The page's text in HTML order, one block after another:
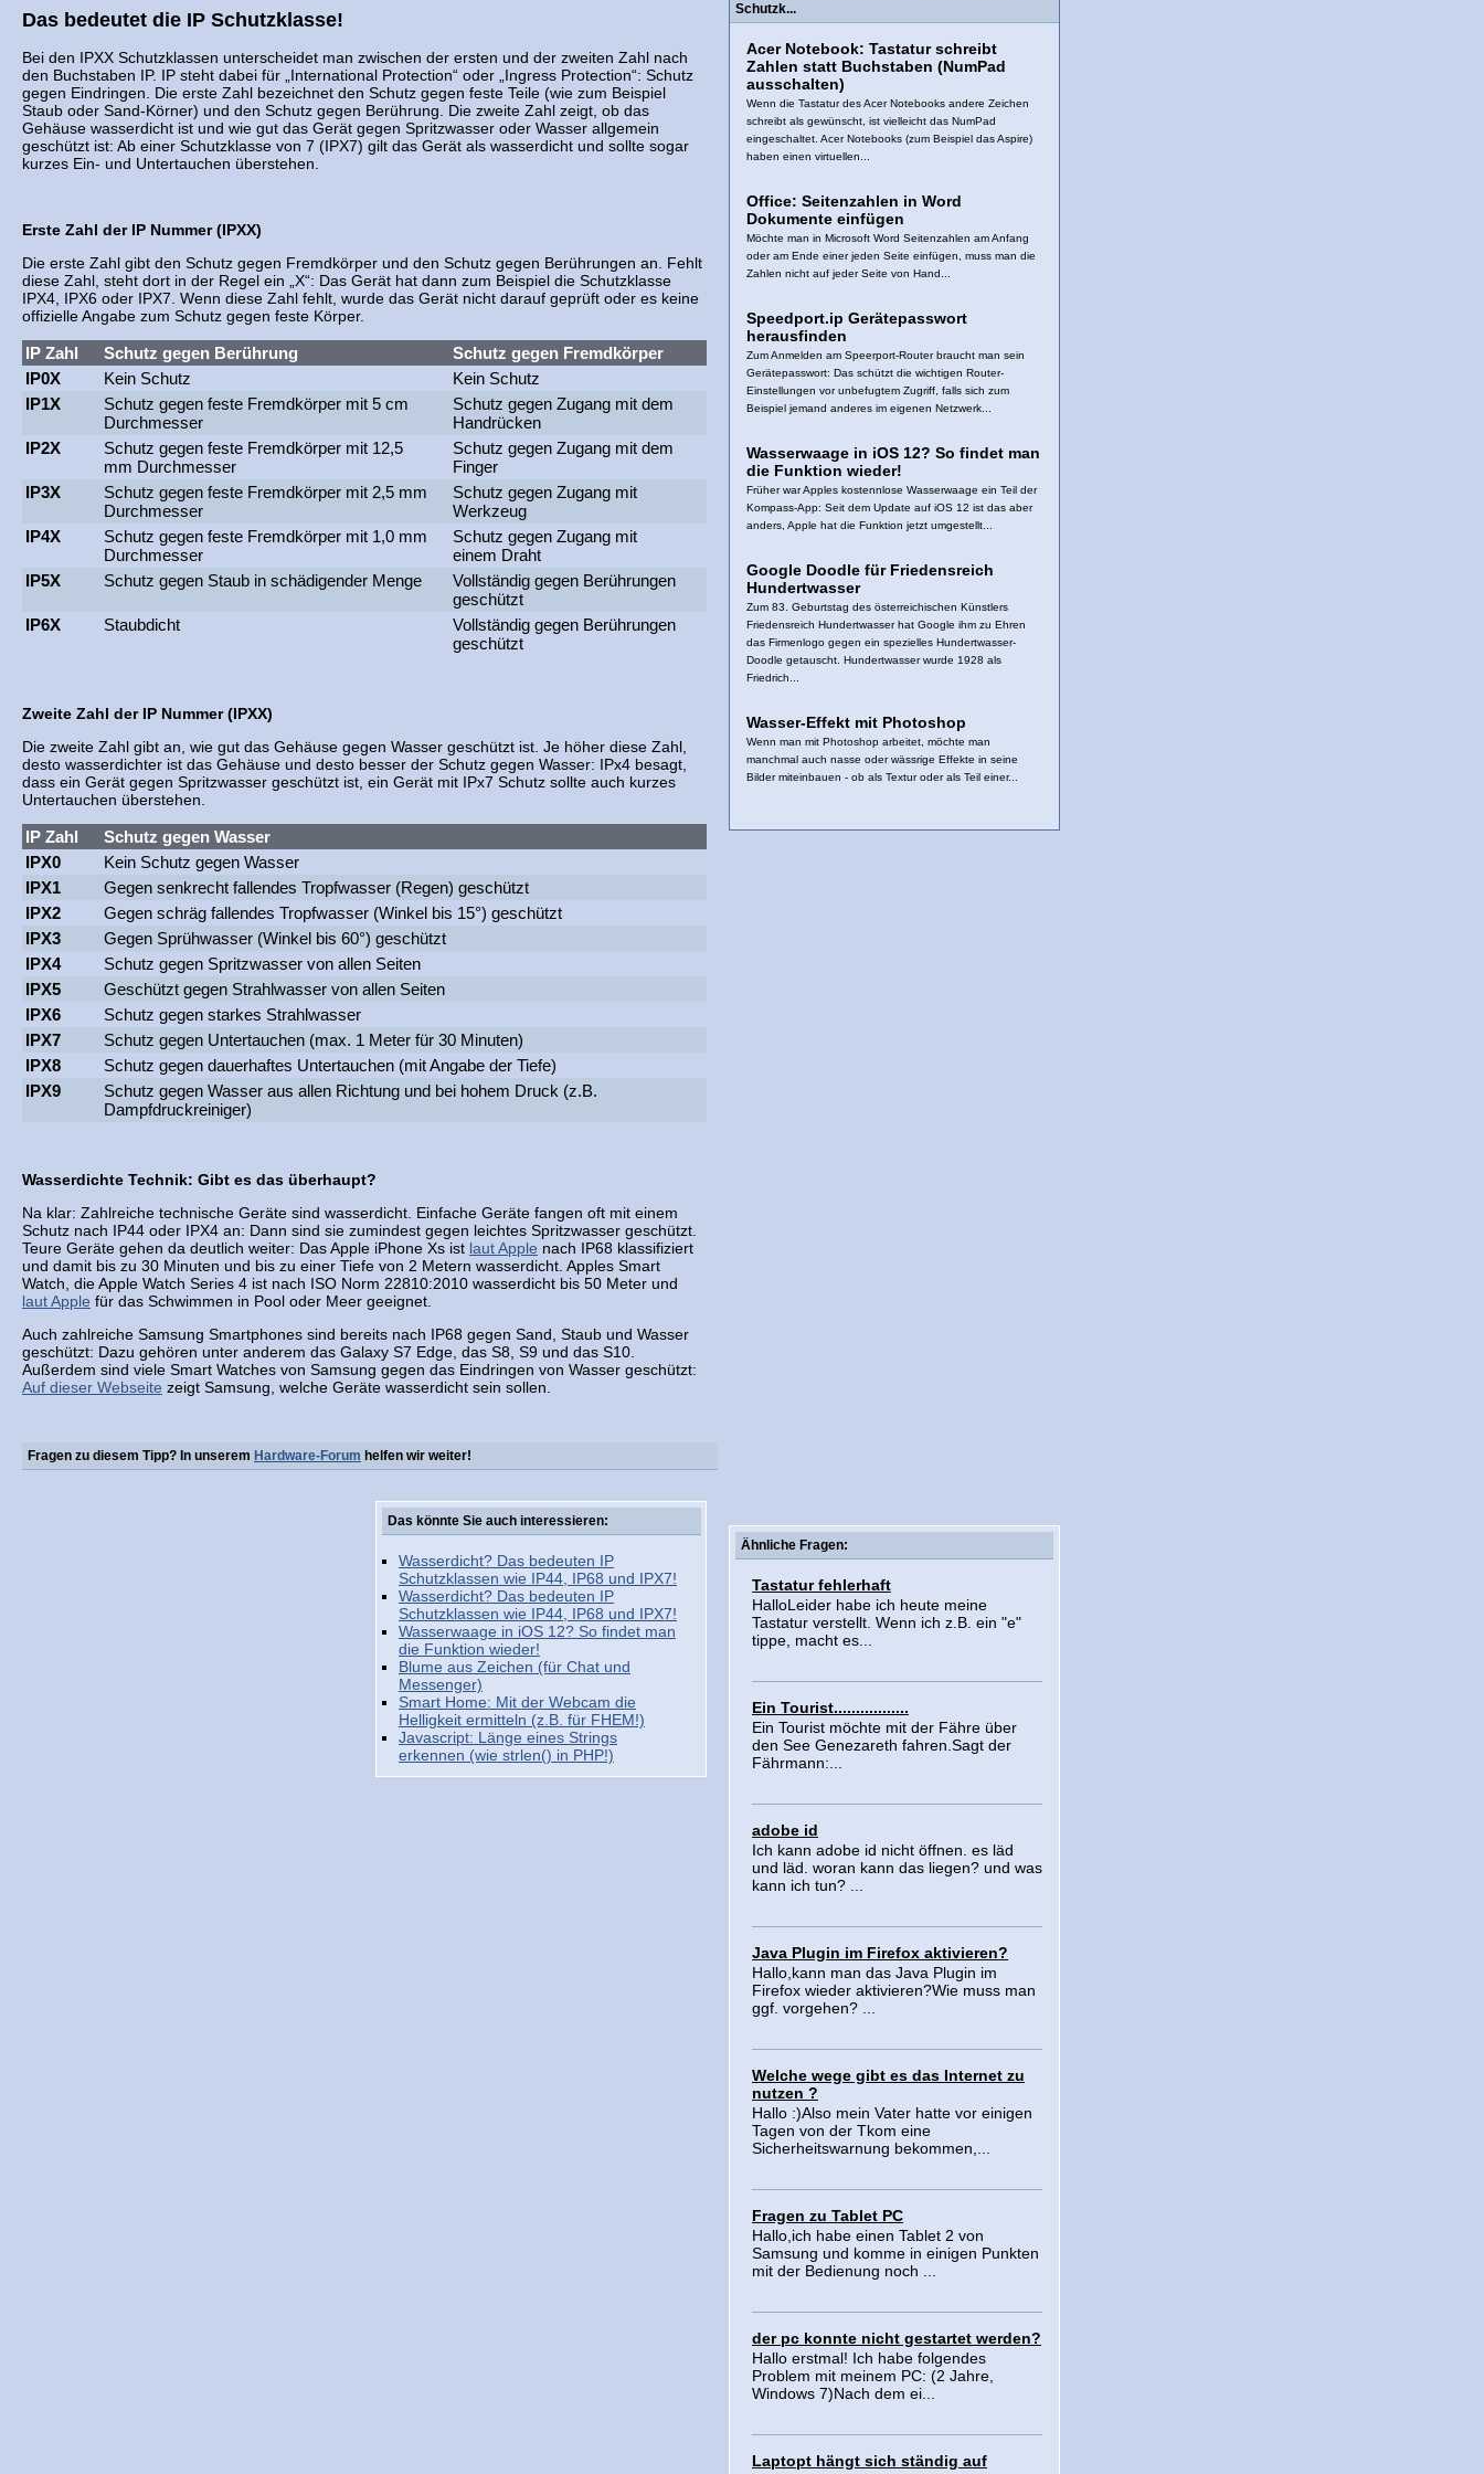
Das bedeutet die IP Schutzklasse!
Bei den IPXX Schutzklassen unterscheidet man zwischen der ersten und der zweiten Zahl nach
den Buchstaben IP. IP steht dabei für „International Protection“ oder „Ingress Protection“: Schutz
gegen Eindringen. Die erste Zahl bezeichnet den Schutz gegen feste Teile (wie zum Beispiel
Staub oder Sand-Körner) und den Schutz gegen Berührung. Die zweite Zahl zeigt, ob das
Gehäuse wasserdicht ist und wie gut das Gerät gegen Spritzwasser oder Wasser allgemein
geschützt ist: Ab einer Schutzklasse von 7 (IPX7) gilt das Gerät als wasserdicht und sollte sogar
kurzes Ein- und Untertauchen überstehen.
Erste Zahl der IP Nummer (IPXX)
Die erste Zahl gibt den Schutz gegen Fremdkörper und den Schutz gegen Berührungen an. Fehlt
diese Zahl, steht dort in der Regel ein „X“: Das Gerät hat dann zum Beispiel die Schutzklasse
IPX4, IPX6 oder IPX7. Wenn diese Zahl fehlt, wurde das Gerät nicht darauf geprüft oder es keine
offizielle Angabe zum Schutz gegen feste Körper.
IP Zahl Schutz gegen Berührung
Schutz gegen Fremdkörper
IP0X
Kein Schutz
Kein Schutz
IP1X
Schutz gegen feste Fremdkörper mit 5 cm
Durchmesser
Schutz gegen Zugang mit dem
Handrücken
IP2X
Schutz gegen feste Fremdkörper mit 12,5
mm Durchmesser
Schutz gegen Zugang mit dem
Finger
IP3X
Schutz gegen feste Fremdkörper mit 2,5 mm
Durchmesser
Schutz gegen Zugang mit
Werkzeug
IP4X
Schutz gegen feste Fremdkörper mit 1,0 mm
Durchmesser
Schutz gegen Zugang mit
einem Draht
IP5X
Schutz gegen Staub in schädigender Menge
Vollständig gegen Berührungen
geschützt
IP6X
Staubdicht
Vollständig gegen Berührungen
geschützt
Zweite Zahl der IP Nummer (IPXX)
Die zweite Zahl gibt an, wie gut das Gehäuse gegen Wasser geschützt ist. Je höher diese Zahl,
desto wasserdichter ist das Gehäuse und desto besser der Schutz gegen Wasser: IPx4 besagt,
dass ein Gerät gegen Spritzwasser geschützt ist, ein Gerät mit IPx7 Schutz sollte auch kurzes
Untertauchen überstehen.
IP Zahl
Schutz gegen Wasser
IPX0
Kein Schutz gegen Wasser
IPX1
Gegen senkrecht fallendes Tropfwasser (Regen) geschützt
IPX2
Gegen schräg fallendes Tropfwasser (Winkel bis 15°) geschützt
IPX3
Gegen Sprühwasser (Winkel bis 60°) geschützt
IPX4
Schutz gegen Spritzwasser von allen Seiten
IPX5
Geschützt gegen Strahlwasser von allen Seiten
IPX6
Schutz gegen starkes Strahlwasser
IPX7
Schutz gegen Untertauchen (max. 1 Meter für 30 Minuten)
IPX8
Schutz gegen dauerhaftes Untertauchen (mit Angabe der Tiefe)
IPX9
Schutz gegen Wasser aus allen Richtung und bei hohem Druck (z.B.
Dampfdruckreiniger)
Wasserdichte Technik: Gibt es das überhaupt?
Na klar: Zahlreiche technische Geräte sind wasserdicht. Einfache Geräte fangen oft mit einem
Schutz nach IP44 oder IPX4 an: Dann sind sie zumindest gegen leichtes Spritzwasser geschützt.
Teure Geräte gehen da deutlich weiter: Das Apple iPhone Xs ist laut Apple nach IP68 klassifiziert
und damit bis zu 30 Minuten und bis zu einer Tiefe von 2 Metern wasserdicht. Apples Smart
Watch, die Apple Watch Series 4 ist nach ISO Norm 22810:2010 wasserdicht bis 50 Meter und
laut Apple für das Schwimmen in Pool oder Meer geeignet.
Auch zahlreiche Samsung Smartphones sind bereits nach IP68 gegen Sand, Staub und Wasser
geschützt: Dazu gehören unter anderem das Galaxy S7 Edge, das S8, S9 und das S10.
Außerdem sind viele Smart Watches von Samsung gegen das Eindringen von Wasser geschützt:
Auf dieser Webseite zeigt Samsung, welche Geräte wasserdicht sein sollen.
Fragen zu diesem Tipp? In unserem Hardware-Forum helfen wir weiter!
Das könnte Sie auch interessieren:
Wasserdicht? Das bedeuten IP
Schutzklassen wie IP44, IP68 und IPX7!
Wasserdicht? Das bedeuten IP
Schutzklassen wie IP44, IP68 und IPX7!
Wasserwaage in iOS 12? So findet man
die Funktion wieder!
Blume aus Zeichen (für Chat und
Messenger)
Smart Home: Mit der Webcam die
Helligkeit ermitteln (z.B. für FHEM!)
Javascript: Länge eines Strings
erkennen (wie strlen() in PHP!)
Schutzk...
Acer Notebook: Tastatur schreibt
Zahlen statt Buchstaben (NumPad
ausschalten)
Wenn die Tastatur des Acer Notebooks andere Zeichen
schreibt als gewünscht, ist vielleicht das NumPad
eingeschaltet. Acer Notebooks (zum Beispiel das Aspire)
haben einen virtuellen...
Office: Seitenzahlen in Word
Dokumente einfügen
Möchte man in Microsoft Word Seitenzahlen am Anfang
oder am Ende einer jeden Seite einfügen, muss man die
Zahlen nicht auf jeder Seite von Hand...
Speedport.ip Gerätepasswort
herausfinden
Zum Anmelden am Speerport-Router braucht man sein
Gerätepasswort: Das schützt die wichtigen Router-
Einstellungen vor unbefugtem Zugriff, falls sich zum
Beispiel jemand anderes im eigenen Netzwerk...
Wasserwaage in iOS 12? So findet man
die Funktion wieder!
Früher war Apples kostennlose Wasserwaage ein Teil der
Kompass-App: Seit dem Update auf iOS 12 ist das aber
anders, Apple hat die Funktion jetzt umgestellt...
Google Doodle für Friedensreich
Hundertwasser
Zum 83. Geburtstag des österreichischen Künstlers
Friedensreich Hundertwasser hat Google ihm zu Ehren
das Firmenlogo gegen ein spezielles Hundertwasser-
Doodle getauscht. Hundertwasser wurde 1928 als
Friedrich...
Wasser-Effekt mit Photoshop
Wenn man mit Photoshop arbeitet, möchte man
manchmal auch nasse oder wässrige Effekte in seine
Bilder miteinbauen - ob als Textur oder als Teil einer...
Ähnliche Fragen:
Tastatur fehlerhaft
HalloLeider habe ich heute meine
Tastatur verstellt. Wenn ich z.B. ein "e"
tippe, macht es...
Ein Tourist.................
Ein Tourist möchte mit der Fähre über
den See Genezareth fahren.Sagt der
Fährmann:...
adobe id
Ich kann adobe id nicht öffnen. es läd
und läd. woran kann das liegen? und was
kann ich tun? ...
Java Plugin im Firefox aktivieren?
Hallo,kann man das Java Plugin im
Firefox wieder aktivieren?Wie muss man
ggf. vorgehen? ...
Welche wege gibt es das Internet zu
nutzen ?
Hallo :)Also mein Vater hatte vor einigen
Tagen von der Tkom eine
Sicherheitswarnung bekommen,...
Fragen zu Tablet PC
Hallo,ich habe einen Tablet 2 von
Samsung und komme in einigen Punkten
mit der Bedienung noch ...
der pc konnte nicht gestartet werden?
Hallo erstmal! Ich habe folgendes
Problem mit meinem PC: (2 Jahre,
Windows 7)Nach dem ei...
Laptopt hängt sich ständig auf